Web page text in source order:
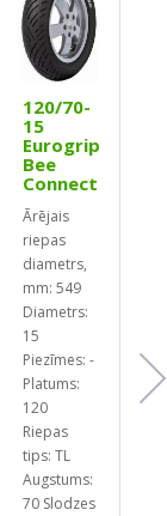
120/70-
15
Eurogrip
Bee
Connect
Ārējais
riepas
diametrs,
mm: 549
Diametrs:
15
Piezīmes: -
Platums:
120
Riepas
tips: TL
Augstums:
70 Slodzes